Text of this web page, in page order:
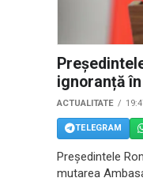
ignoranță
ACTUALITATE
TELEGRAM
Preşedintele
mutarea